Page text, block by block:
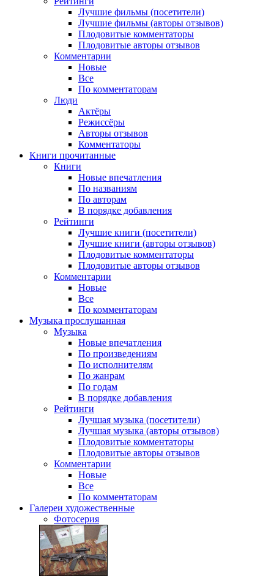
Лучшие фильмы (посетители)
Лучшие фильмы (авторы отзывов)
Плодовитые комментаторы
Плодовитые авторы отзывов
Комментарии
Новые
Все
По комментаторам
Люди
Актёры
Режиссёры
Авторы отзывов
Комментаторы
Книги прочитанные
Книги
Новые впечатления
По названиям
По авторам
В порядке добавления
Рейтинги
Лучшие книги (посетители)
Лучшие книги (авторы отзывов)
Плодовитые комментаторы
Плодовитые авторы отзывов
Комментарии
Новые
Все
По комментаторам
Музыка прослушанная
Музыка
Новые впечатления
По произведениям
По исполнителям
По жанрам
По годам
В порядке добавления
Рейтинги
Лучшая музыка (посетители)
Лучшая музыка (авторы отзывов)
Плодовитые комментаторы
Плодовитые авторы отзывов
Комментарии
Новые
Все
По комментаторам
Галереи художественные
Фотосерия